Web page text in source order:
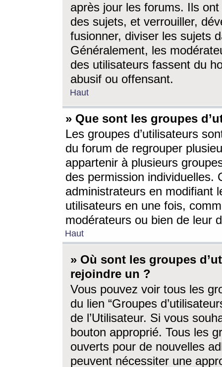
après jour les forums. Ils ont
des sujets, et verrouiller,
fusionner, diviser les sujets
Généralement, les
des utilisateurs fassent du
abusif ou offensant.
Haut
» Que sont les groupes
Les groupes d’utilisateurs
du forum de regrouper
appartenir à plusieurs
des permission individuelles.
administrateurs en modifiant
utilisateurs en une fois,
modérateurs ou bien de leur
Haut
» Où sont les groupes
rejoindre un ?
Vous pouvez voir tous les
du lien “Groupes
de l’Utilisateur. Si vous
bouton approprié. Tous les
ouverts pour de nouvelles
peuvent nécessiter une